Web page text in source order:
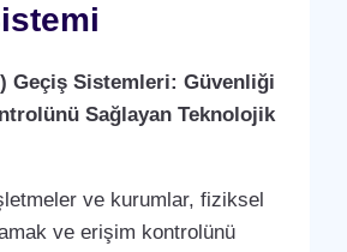
) Geçiş Sistemleri: Güvenliği
Sağlayan Teknolojik
ve kurumlar, fiziksel
ve erişim kontrolünü